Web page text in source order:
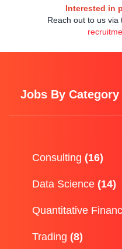
Interested in
Reach out to us via
Jobs By Category
Consulting (16)
Data Science (14)
Quantitative
Trading (8)